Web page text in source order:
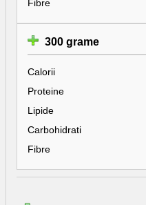
Fibre
300 grame
Calorii
Proteine
Lipide
Carbohidrati
Fibre